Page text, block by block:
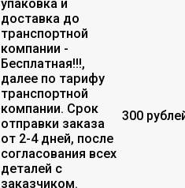
упаковка и
доставка до
транспортной
компании -
Бесплатная!!!,
далее по тарифу
транспортной
компании. Срок
отправки заказа
от 2-4 дней, после
согласования всех
деталей с
заказчиком.
300